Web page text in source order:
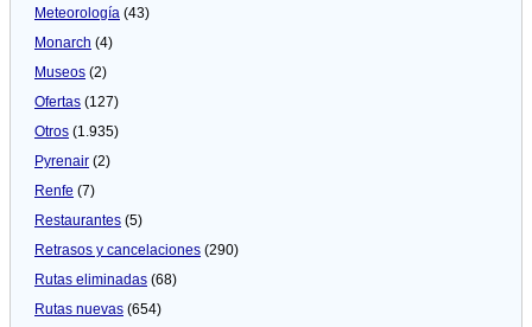
Meteorologí­a (43)
Monarch (4)
Museos (2)
Ofertas (127)
Otros (1.935)
Pyrenair (2)
Renfe (7)
Restaurantes (5)
Retrasos y cancelaciones (290)
Rutas eliminadas (68)
Rutas nuevas (654)